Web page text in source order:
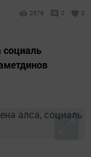
2676 0 0